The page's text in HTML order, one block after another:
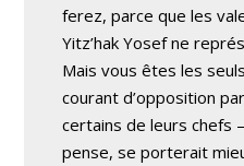
ferez, parce que les
Yitz’hak Yosef ne
Mais vous êtes les
courant d’opposition
certains de leurs chefs
pense, se porterait